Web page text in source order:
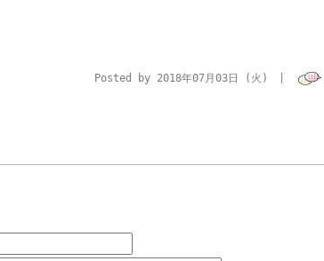
Posted by 2018年07月03日 (火) |